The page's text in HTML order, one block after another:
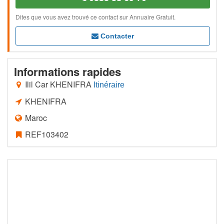
Dites que vous avez trouvé ce contact sur Annuaire Gratuit.
Contacter
Informations rapides
Ilil Car KHENIFRA Itinéraire
KHENIFRA
Maroc
REF103402